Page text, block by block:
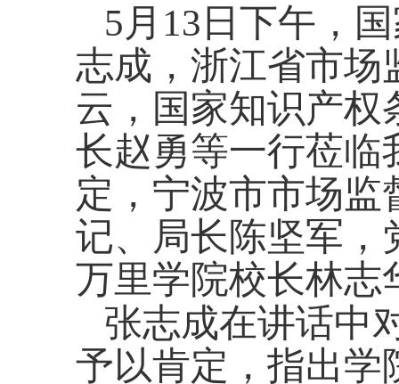
5 月 13 日下午，
志成，浙江省市场
云，国家知识产权
长赵勇等一行莅临
定，宁波市市场监
记、局长陈坚军，
万里学院校长林志
张志成在讲话中
予以肯定，指出学